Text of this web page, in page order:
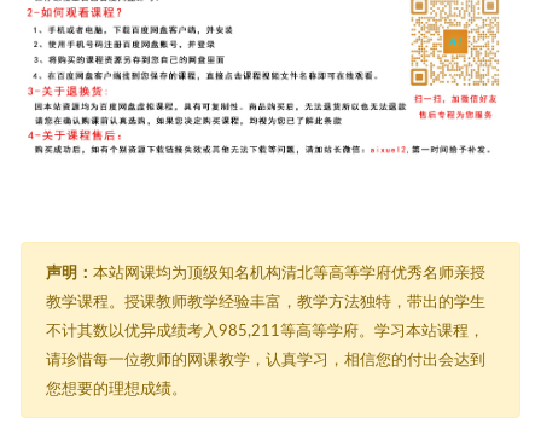
声明： 本站网课均为顶级知名机构清北等高等学府优秀名师亲授
教学课程。授课教师教学经验丰富，教学方法独特，带出的学生
不计其数以优异成绩考入985,211等高等学府。学习本站课程，
请珍惜每一位教师的网课教学，认真学习，相信您的付出会达到
您想要的理想成绩。